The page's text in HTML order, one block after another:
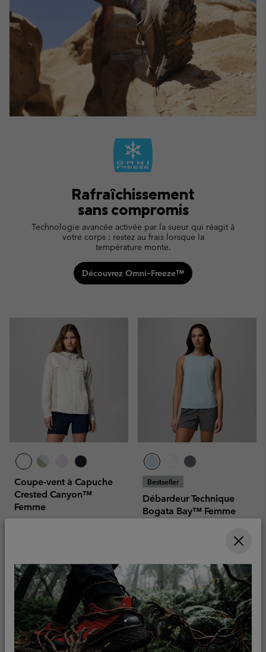
Rafraîchissement
sans compromis
Technologie avancée activée par la sueur qui réagit à
votre corps : restez au frais lorsque la
température monte.
Découvrez Omni‑Freeze™
Coupe-vent à Capuche
Crested Canyon™
Femme
Bestseller
Débardeur Technique
Bogata Bay™ Femme